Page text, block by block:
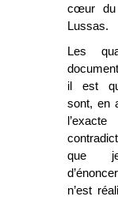
cœur du
Lussas.
Les
il est
sont, en
l’exacte
que
n’est